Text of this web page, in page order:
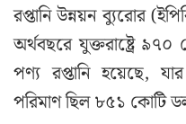
রপ্তানি উন্নয়ন ব্যুরোর
অর্থবছরে যুক্তরাষ্ট্রে ৯৭০
পণ্য রপ্তানি হয়েছে,
পরিমাণ ছিল ৮৫১ কোটি